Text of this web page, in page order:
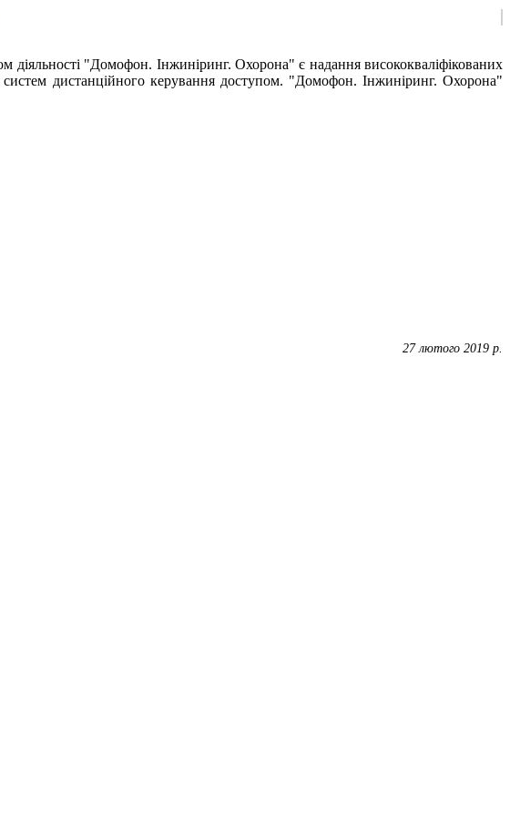
діяльності "Домофон. Інжиніринг. Охорона" є надання висококваліфікованих
дистанційного керування доступом. "Домофон. Інжиніринг. Охорона"
27 лютого 2019 р.